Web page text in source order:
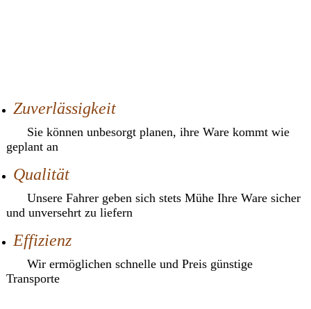
Zuverlässigkeit
Sie können unbesorgt planen, ihre Ware kommt wie
geplant an
Qualität
Unsere Fahrer geben sich stets Mühe Ihre Ware sicher
und unversehrt zu liefern
Effizienz
Wir ermöglichen schnelle und Preis günstige
Transporte